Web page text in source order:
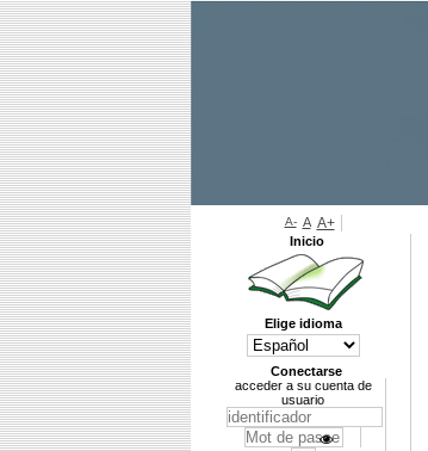
A- A A+
Inicio
Elige idioma
Conectarse
acceder a su cuenta de
usuario